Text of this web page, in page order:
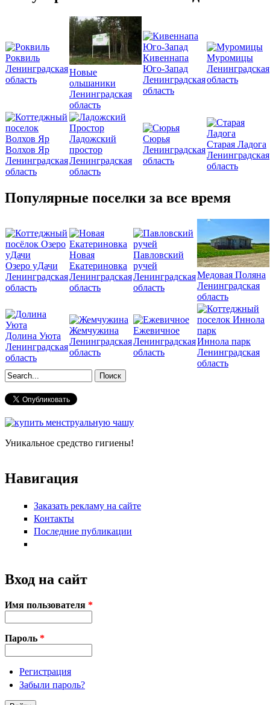
Роквиль
Ленинградская
область
Новые
ольшаники
Ленинградская
область
Кивеннапа
Юго-Запад
Ленинградская
область
Муромицы
Ленинградская
область
Волхов Яр
Ленинградская
область
Ладожский
простор
Ленинградская
область
Сюрья
Ленинградская
область
Старая Ладога
Ленинградская
область
Популярные поселки за все время
Озеро уДачи
Ленинградская
область
Новая
Екатериновка
Ленинградская
область
Павловский
ручей
Ленинградская
область
Медовая Поляна
Ленинградская
область
Долина Уюта
Ленинградская
область
Жемчужина
Ленинградская
область
Ежевичное
Ленинградская
область
Иннола парк
Ленинградская
область
Форма поиска
Уникальное средство гигиены!
Навигация
Заказать рекламу на сайте
Контакты
Последние публикации
Вход на сайт
Имя пользователя *
Пароль *
Регистрация
Забыли пароль?